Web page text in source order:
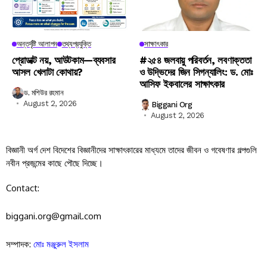
অন্তর্দৃষ্টি আলাপন তথ্যপ্রযুক্তি
প্রোডাক্ট নয়, আউটকাম—ব্যবসার
আসল খেলাটা কোথায়?
ড. মশিউর রহমান
August 2, 2026
সাক্ষাৎকার
#২৫৪ জলবায়ু পরিবর্তন, লবণাক্ততা
ও উদ্ভিদের জিন সিগন্যালিং: ড. মোঃ
আসিফ ইকবালের সাক্ষাৎকার
Biggani Org
August 2, 2026
বিজ্ঞানী অর্গ দেশ বিদেশের বিজ্ঞানীদের সাক্ষাৎকারের মাধ্যমে তাদের জীবন ও গবেষণার গল্পগুলি
নবীন প্রজন্মের কাছে পৌছে দিচ্ছে।
Contact:
biggani.org@gmail.com
সম্পাদক: মোঃ মঞ্জুরুল ইসলাম